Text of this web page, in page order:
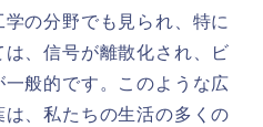
の分野でも見られ、特に
、信号が離散化され、ビ
般的です。このような広
、私たちの生活の多くの